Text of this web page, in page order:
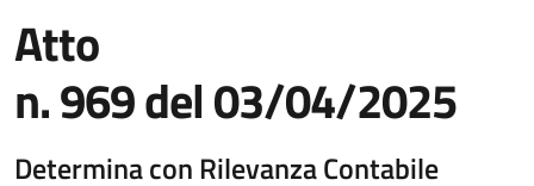
Atto
n. 969 del 03/04/2025
Determina con Rilevanza Contabile